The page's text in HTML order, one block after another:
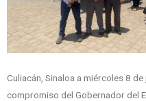
Culiacán, Sinaloa a miércoles 8
compromiso del Gobernador del